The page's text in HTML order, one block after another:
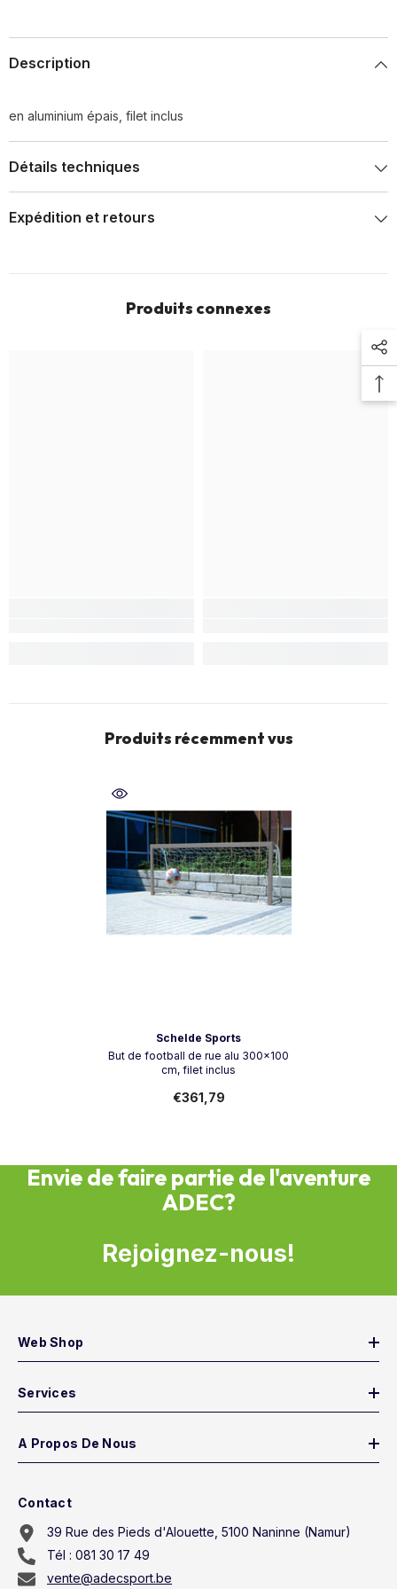
Description
en aluminium épais, filet inclus
Détails techniques
Expédition et retours
Produits connexes
Produits récemment vus
Schelde Sports
But de football de rue alu 300x100
cm, filet inclus
€361,79
Envie de faire partie de l'aventure
ADEC?
Rejoignez-nous!
Web Shop
Services
A Propos De Nous
Contact
39 Rue des Pieds d'Alouette, 5100 Naninne (Namur)
Tél : 081 30 17 49
vente@adecsport.be